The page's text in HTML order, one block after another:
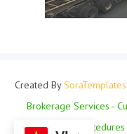
Created BySoraTemplates
Brokerage Services -